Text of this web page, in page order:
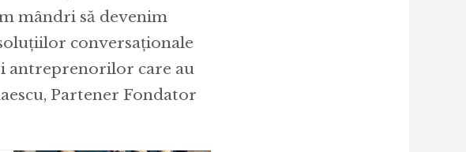
mândri să devenim
conversaționale
antreprenorilor care au
Partener Fondator